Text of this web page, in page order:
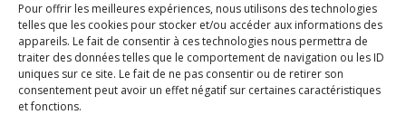
Pour offrir les meilleures expériences, nous utilisons des technologies
telles que les cookies pour stocker et/ou accéder aux informations des
appareils. Le fait de consentir à ces technologies nous permettra de
traiter des données telles que le comportement de navigation ou les ID
uniques sur ce site. Le fait de ne pas consentir ou de retirer son
consentement peut avoir un effet négatif sur certaines caractéristiques
et fonctions.
Protection des lanceurs d’alerte
Affaires emblématiques
Etat de droit et démocratie
ACCOMPAGNER